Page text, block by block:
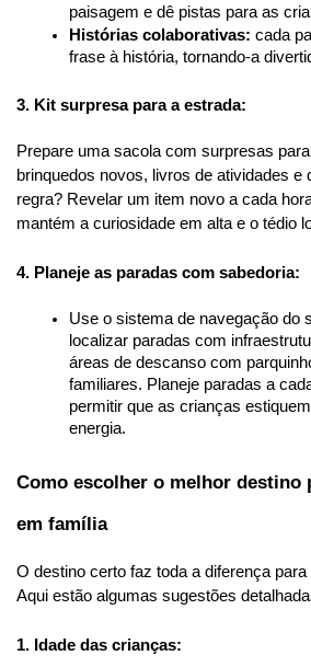
paisagem e dê pistas para as
Histórias colaborativas: cada
frase à história, tornando-a
3. Kit surpresa para a estrada:
Prepare uma sacola com surpresas
brinquedos novos, livros de atividades e
regra? Revelar um item novo a cada
mantém a curiosidade em alta e o tédio
4. Planeje as paradas com sabedoria:
Use o sistema de navegação do
localizar paradas com
áreas de descanso com
familiares. Planeje paradas a
permitir que as crianças
energia.
Como escolher o melhor destino
em família
O destino certo faz toda a diferença
Aqui estão algumas sugestões
1. Idade das crianças: